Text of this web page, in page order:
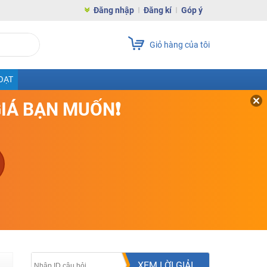
Đăng nhập Đăng kí Góp ý
Giỏ hàng của tôi
BẠN MUỐN❗